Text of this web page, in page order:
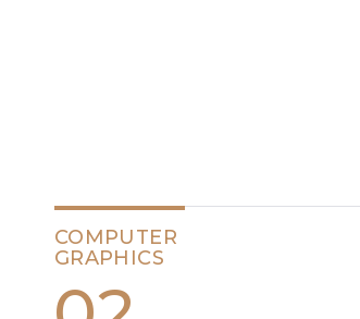
COMPUTER
GRAPHICS